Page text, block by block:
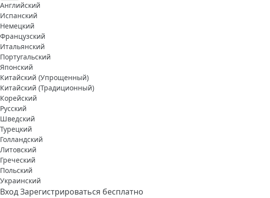
Английский
Испанский
Немецкий
Французский
Итальянский
Португальский
Японский
Китайский (Упрощенный)
Китайский (Традиционный)
Корейский
Русский
Шведский
Турецкий
Голландский
Литовский
Греческий
Польский
Украинский
ВходЗарегистрироваться бесплатно